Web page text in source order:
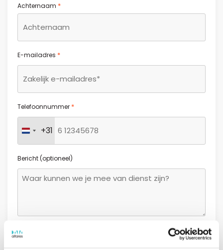
Achternaam *
E-mailadres *
Telefoonnummer *
Nederland +31
+31
Bericht (optioneel)
GDPR algemene voorwaarden.